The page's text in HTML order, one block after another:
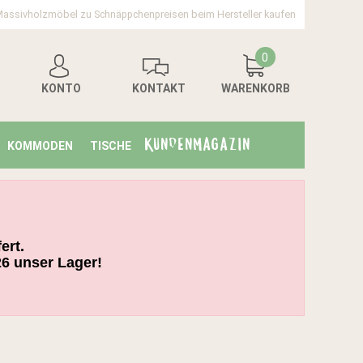
zu Schnäppchenpreisen beim Hersteller kaufen
KONTO KONTAKT
0
WARENKORB
KOMMODEN TISCHE KUNDENMAGAZIN
unser Lager!